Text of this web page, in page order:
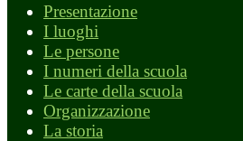
Presentazione
I luoghi
Le persone
I numeri della scuola
Le carte della scuola
Organizzazione
La storia